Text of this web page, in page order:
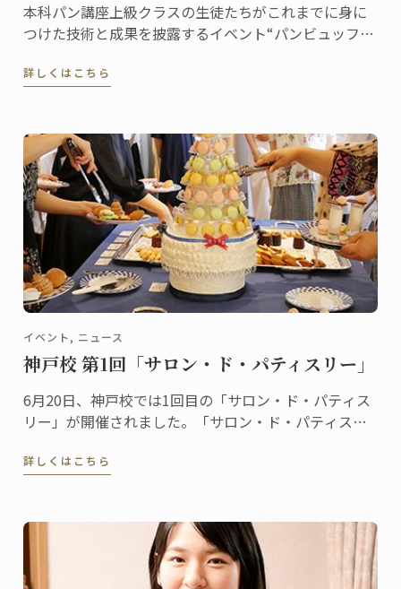
本科パン講座上級クラスの生徒たちがこれまでに身に
つけた技術と成果を披露するイベント“パンビュッフ
ズのパンをプレゼンテーションします。6月に神戸校で
詳しくはこちら
イベント, ニュース
神戸校 第1回「サロン・ド・パティスリー」
6月20日、神戸校では1回目の「サロン・ド・パティス
リー」が開催されました。「サロン・ド・パティスリ
す。
詳しくはこちら